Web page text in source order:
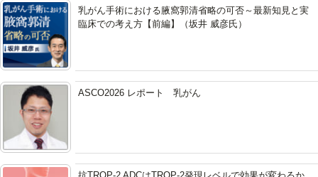
乳がん手術における腋窩郭清省略の可否～最新知見と実
臨床での考え方【前編】（坂井 威彦氏）
ASCO2026 レポート 乳がん